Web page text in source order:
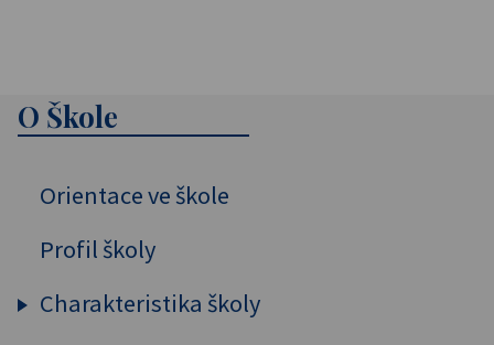
O Škole
Orientace ve škole
Profil školy
Charakteristika školy